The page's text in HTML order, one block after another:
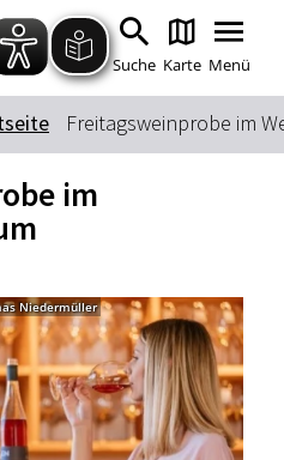
Zum Hauptinhalt springen
Zur Suche springen
Zur Hauptnavigation
Zum Footer springen
Suche Karte Menü
Events & Tickets
Erlebnisse
Radfahren
Freitagsweinprobe im
im
Niedermüller